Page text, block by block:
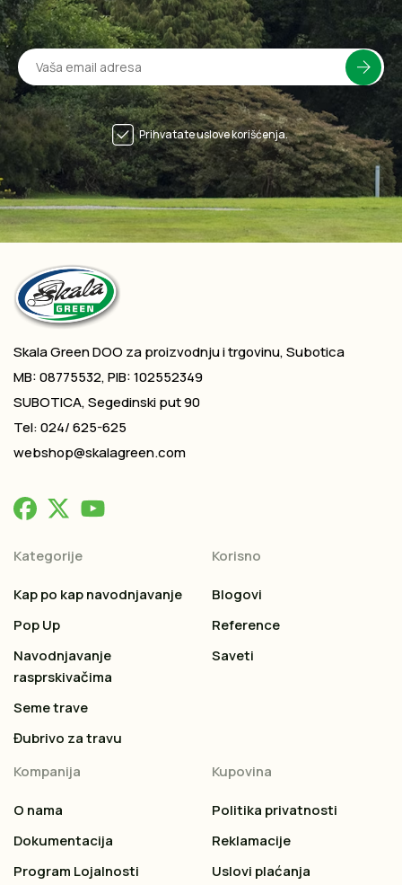
Prihvatate uslove korišćenja.
Skala Green DOO za proizvodnju i trgovinu, Subotica
MB: 08775532, PIB: 102552349
SUBOTICA, Segedinski put 90
Tel: 024/ 625-625
webshop@skalagreen.com
Kategorije
Kap po kap navodnjavanje
Pop Up
Navodnjavanje
rasprskivačima
Seme trave
Đubrivo za travu
Korisno
Blogovi
Reference
Saveti
Kompanija
O nama
Dokumentacija
Program Lojalnosti
Kupovina
Politika privatnosti
Reklamacije
Uslovi plaćanja